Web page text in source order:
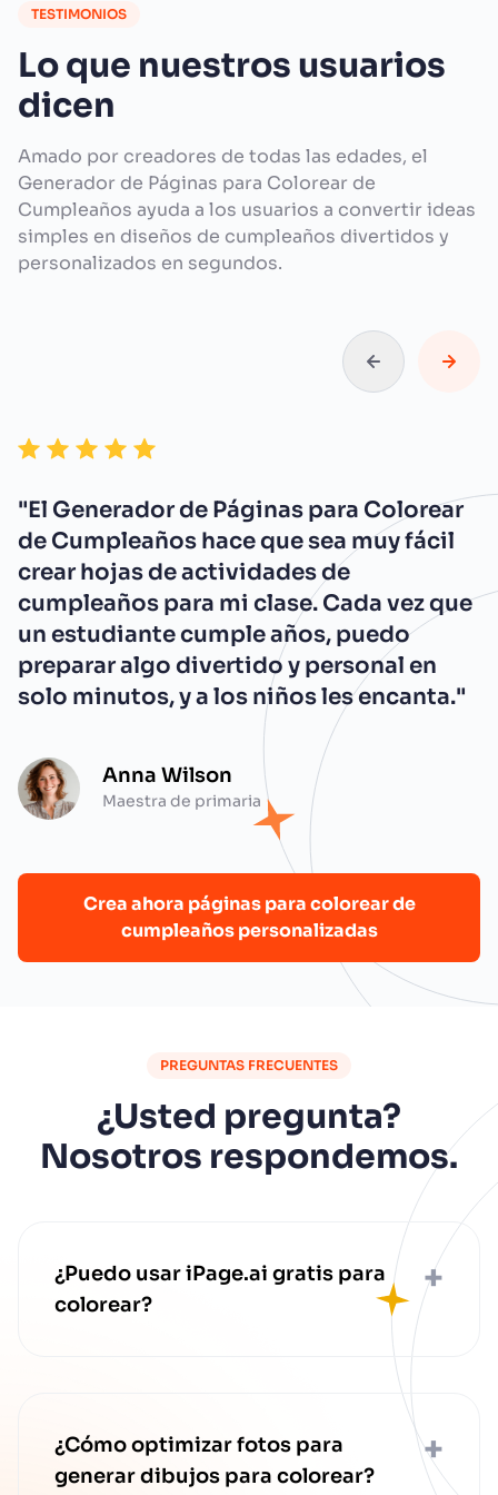
TESTIMONIOS
Lo que nuestros usuarios
dicen
Amado por creadores de todas las edades, el
Generador de Páginas para Colorear de
Cumpleaños ayuda a los usuarios a convertir ideas
simples en diseños de cumpleaños divertidos y
personalizados en segundos.
"El Generador de Páginas para Colorear
de Cumpleaños hace que sea muy fácil
crear hojas de actividades de
cumpleaños para mi clase. Cada vez que
un estudiante cumple años, puedo
preparar algo divertido y personal en
solo minutos, y a los niños les encanta."
Anna Wilson
Maestra de primaria
Crea ahora páginas para colorear de
cumpleaños personalizadas
PREGUNTAS FRECUENTES
¿Usted pregunta?
Nosotros respondemos.
¿Puedo usar iPage.ai gratis para
colorear?
avanzadas para tus necesidades
creativas.
+
¿Cómo optimizar fotos para
generar dibujos para colorear?
+